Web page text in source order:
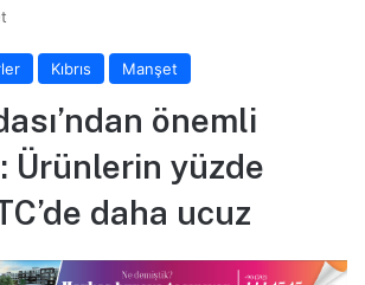
Kıbrıs Manşet
önemli
Ürünlerin yüzde
daha ucuz